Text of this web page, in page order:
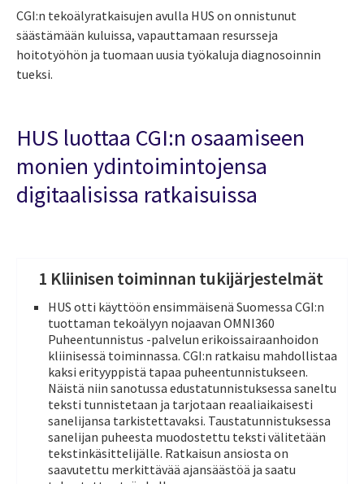
CGI:n tekoälyratkaisujen avulla HUS on onnistunut
säästämään kuluissa, vapauttamaan resursseja
hoitotyöhön ja tuomaan uusia työkaluja diagnosoinnin
tueksi.
HUS luottaa CGI:n osaamiseen
monien ydintoimintojensa
digitaalisissa ratkaisuissa
1 Kliinisen toiminnan tukijärjestelmät
HUS otti käyttöön ensimmäisenä Suomessa CGI:n
tuottaman tekoälyyn nojaavan OMNI360
Puheentunnistus -palvelun erikoissairaanhoidon
kliinisessä toiminnassa. CGI:n ratkaisu mahdollistaa
kaksi erityyppistä tapaa puheentunnistukseen.
Näistä niin sanotussa edustatunnistuksessa saneltu
teksti tunnistetaan ja tarjotaan reaaliaikaisesti
sanelijansa tarkistettavaksi. Taustatunnistuksessa
sanelijan puheesta muodostettu teksti välitetään
tekstinkäsittelijälle. Ratkaisun ansiosta on
saavutettu merkittävää ajansäästöä ja saatu